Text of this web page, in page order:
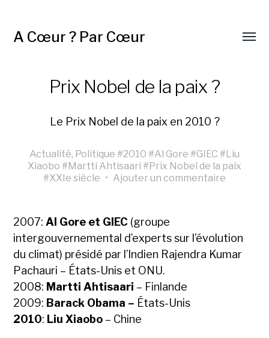
A Cœur ? Par Cœur
Prix Nobel de la paix ?
Le Prix Nobel de la paix en 2010 ?
Actualité, Politique #2010 #Al Gore #GIEC #Liu
Xiaobo #Martti Ahtisaari #Prix Nobel de la paix
#XXIe siècle • Ajouter un commentaire
2007: Al Gore et GIEC (groupe
intergouvernemental d’experts sur l’évolution
du climat) présidé par l’Indien Rajendra Kumar
Pachauri – États-Unis et ONU.
2008: Martti Ahtisaari – Finlande
2009: Barack Obama – États-Unis
2010: Liu Xiaobo – Chine